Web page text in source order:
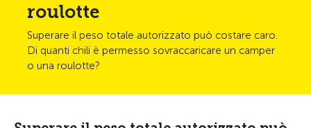
roulotte
Superare il peso totale autorizzato può costare caro.
Di quanti chili è permesso sovraccaricare un camper
o una roulotte?